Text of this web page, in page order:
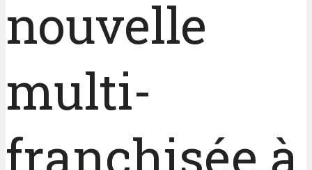
nouvelle
multi-
franchisée à